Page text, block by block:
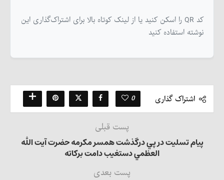
کد QR را اسکن کنید یا از لینک کوتاه بالا برای اشتراک‌گذاری این
نوشته استفاده کنید
اشتراک گذاری 0
پست قبلی
پيام تسليت در پي درگذشت همسر مكرمه حضرت آيت الله
العظمي دستغيب دامت بركاته
پست بعدی